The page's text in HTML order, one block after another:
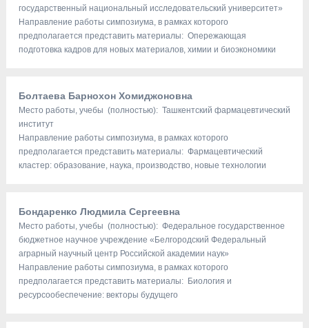
государственный национальный исследовательский университет»
Направление работы симпозиума, в рамках которого
предполагается представить материалы: Опережающая
подготовка кадров для новых материалов, химии и биоэкономики
Болтаева Барнохон Хомиджоновна
Место работы, учебы (полностью): Ташкентский фармацевтический
институт
Направление работы симпозиума, в рамках которого
предполагается представить материалы: Фармацевтический
кластер: образование, наука, производство, новые технологии
Бондаренко Людмила Сергеевна
Место работы, учебы (полностью): Федеральное государственное
бюджетное научное учреждение «Белгородский Федеральный
аграрный научный центр Российской академии наук»
Направление работы симпозиума, в рамках которого
предполагается представить материалы: Биология и
ресурсообеспечение: векторы будущего